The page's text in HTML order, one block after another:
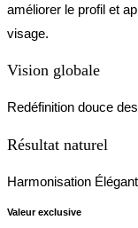
améliorer le profil et
visage.
Vision globale
Redéfinition douce
Résultat naturel
Harmonisation
Valeur exclusive